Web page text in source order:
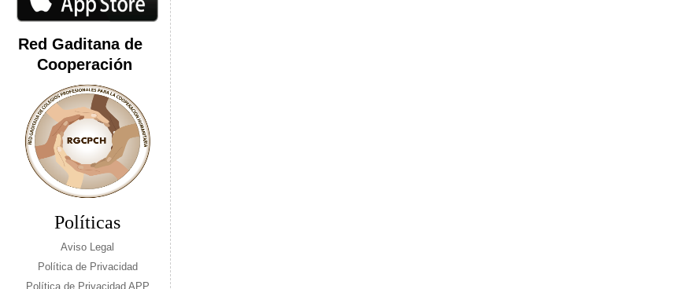
Red Gaditana de
Cooperación
Políticas
Aviso Legal
Política de Privacidad
Política de Privacidad APP